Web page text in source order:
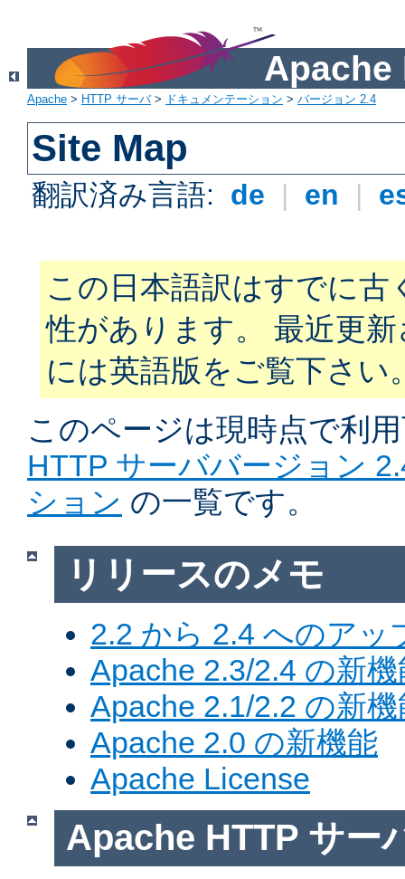
Apache
Apache > HTTP サーバ> ドキュメンテーション > バージョン 2.4
Site Map
翻訳済み言語: de | en |
この日本語訳はすでに古
性があります。 最近更
には英語版をご覧下さい
このページは現時点で利
HTTP サーババージョン
ション の一覧です。
リリースのメモ
2.2 から 2.4 へのアッ
Apache 2.3/2.4 の新機
Apache 2.1/2.2 の新機
Apache 2.0 の新機能
Apache License
Apache HTTP サー